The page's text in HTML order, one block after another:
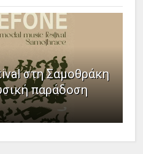
στη Σαμοθράκη
παράδοση